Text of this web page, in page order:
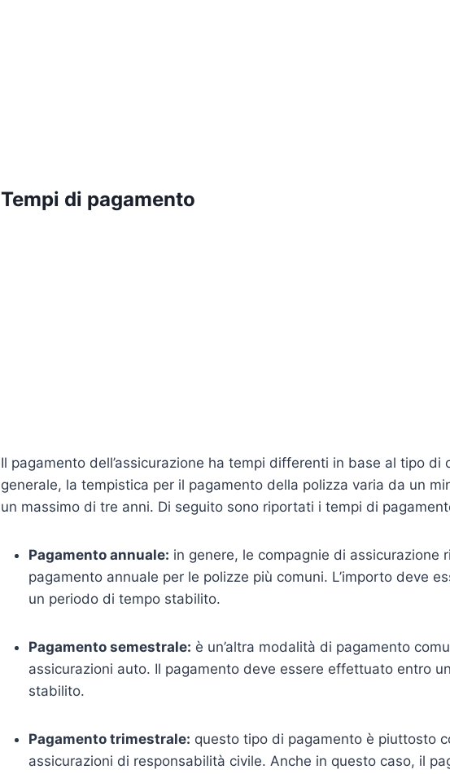
Tempi di pagamento
Il pagamento dell’assicurazione ha tempi differenti in base al tipo di
generale, la tempistica per il pagamento della polizza varia da un
un massimo di tre anni. Di seguito sono riportati i tempi di
Pagamento annuale: in genere, le compagnie di assicurazione
pagamento annuale per le polizze più comuni. L’importo deve
un periodo di tempo stabilito.
Pagamento semestrale: è un’altra modalità di pagamento
assicurazioni auto. Il pagamento deve essere effettuato entro
stabilito.
Pagamento trimestrale: questo tipo di pagamento è piuttosto
assicurazioni di responsabilità civile. Anche in questo caso, il